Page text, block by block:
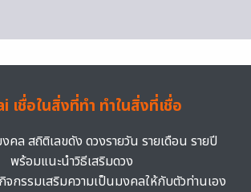
เชื่อในสิ่งที่ทำ ทำในสิ่งที่เชื่อ
คล สถิติเลขดัง ดวงรายวัน รายเดือน รายปี
พร้อมแนะนำวิธีเสริมดวง
จกรรมเสริมความเป็นมงคลให้กับตัวท่านเอง